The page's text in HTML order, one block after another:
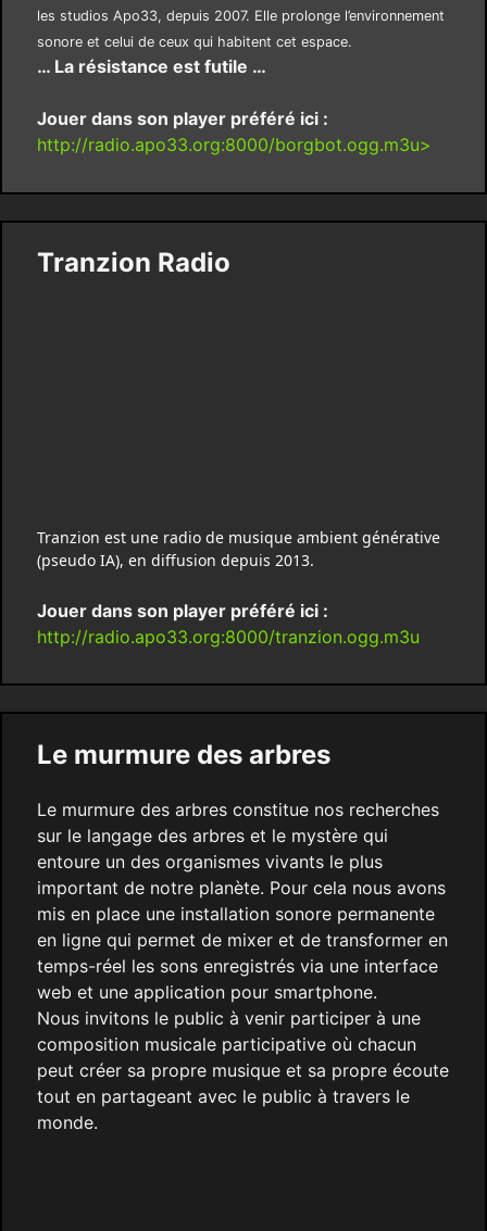
les studios Apo33, depuis 2007. Elle prolonge l’environnement
sonore et celui de ceux qui habitent cet espace.
… La résistance est futile …
Jouer dans son player préféré ici :
http://radio.apo33.org:8000/borgbot.ogg.m3u>
Tranzion Radio
Tranzion est une radio de musique ambient générative
(pseudo IA), en diffusion depuis 2013.
Jouer dans son player préféré ici :
http://radio.apo33.org:8000/tranzion.ogg.m3u
Le murmure des arbres
Le murmure des arbres constitue nos recherches
sur le langage des arbres et le mystère qui
entoure un des organismes vivants le plus
important de notre planète. Pour cela nous avons
mis en place une installation sonore permanente
en ligne qui permet de mixer et de transformer en
temps-réel les sons enregistrés via une interface
web et une application pour smartphone.
Nous invitons le public à venir participer à une
composition musicale participative où chacun
peut créer sa propre musique et sa propre écoute
tout en partageant avec le public à travers le
monde.